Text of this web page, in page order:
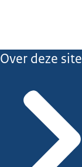
Over deze site